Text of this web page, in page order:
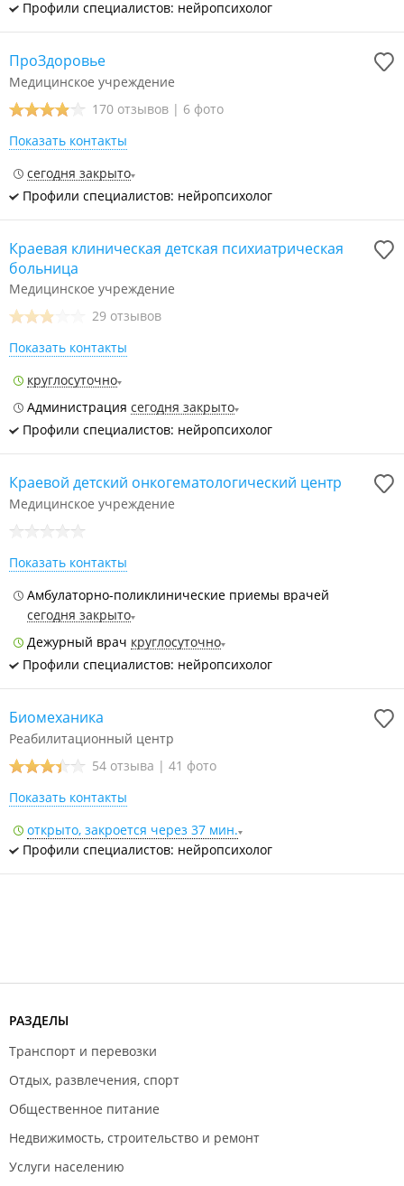
Профили специалистов: нейропсихолог
ПроЗдоровье
Медицинское учреждение
170 отзывов | 6 фото
Показать контакты
сегодня закрыто
Профили специалистов: нейропсихолог
Краевая клиническая детская психиатрическая
больница
Медицинское учреждение
29 отзывов
Показать контакты
круглосуточно
Администрация сегодня закрыто
Профили специалистов: нейропсихолог
Краевой детский онкогематологический центр
Медицинское учреждение
Показать контакты
Амбулаторно-поликлинические приемы врачей
сегодня закрыто
Дежурный врач круглосуточно
Профили специалистов: нейропсихолог
Биомеханика
Реабилитационный центр
54 отзыва | 41 фото
Показать контакты
открыто, закроется через 37 мин.
Профили специалистов: нейропсихолог
РАЗДЕЛЫ
Транспорт и перевозки
Отдых, развлечения, спорт
Общественное питание
Недвижимость, строительство и ремонт
Услуги населению